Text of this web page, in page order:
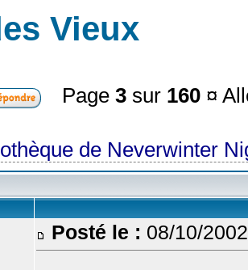
Vieux
Page3 sur 160 ¤
de Neverwinter
Posté le : 08/10/